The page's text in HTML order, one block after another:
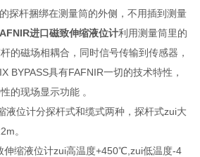
探杆捆绑在测量筒的外侧，不用插到测量
进口磁致伸缩液位计利用测量筒里的
的磁场相耦合，同时信号传输到传感器，
BYPASS具有FAFNIR一切的技术特性，
的现场显示功能 。
液位计分探杆式和缆式两种，探杆式zui大
。
伸缩液位计zui高温度+450℃,zui低温度-4